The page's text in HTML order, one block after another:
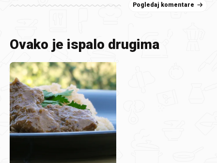
Pogledaj komentare
Ovako je ispalo drugima